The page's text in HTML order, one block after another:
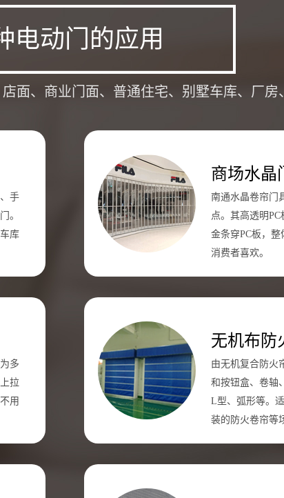
电动门的应用
面、商业门面、普通住宅、别墅车库、厂房
手
。
库
商场水晶门
南通水晶卷帘门
点。其高透明
金条穿PC板，
消费者喜欢。
多
拉
用
无机布防
由无机复合防火
和按钮盒、卷轴
L型、弧形等。
装的防火卷帘等